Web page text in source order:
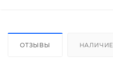
ОТЗЫВЫ НАЛИЧИЕ